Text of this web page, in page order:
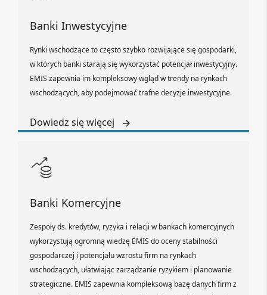
Banki Inwestycyjne
Rynki wschodzące to często szybko rozwijające się gospodarki,
w których banki starają się wykorzystać potencjał inwestycyjny.
EMIS zapewnia im kompleksowy wgląd w trendy na rynkach
wschodzących, aby podejmować trafne decyzje inwestycyjne.
Dowiedz się więcej
Banki Komercyjne
Zespoły ds. kredytów, ryzyka i relacji w bankach komercyjnych
wykorzystują ogromną wiedzę EMIS do oceny stabilności
gospodarczej i potencjału wzrostu firm na rynkach
wschodzących, ułatwiając zarządzanie ryzykiem i planowanie
strategiczne. EMIS zapewnia kompleksową bazę danych firm z